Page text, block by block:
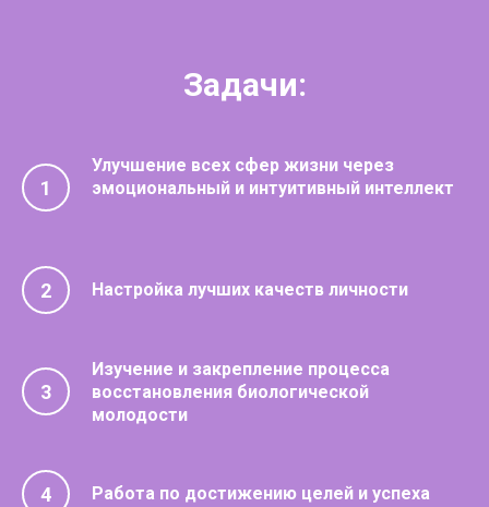
Задачи:
1
Улучшение всех сфер жизни через
эмоциональный и интуитивный интеллект
2 Настройка лучших качеств личности
3
Изучение и закрепление процесса
восстановления биологической
молодости
4 Работа по достижению целей и успеха